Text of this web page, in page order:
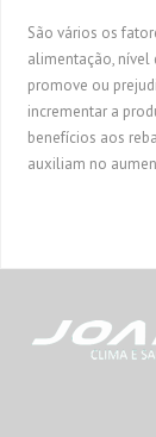
São vários os
alimentação, nível
promove ou
incrementar a
benefícios aos
auxiliam no